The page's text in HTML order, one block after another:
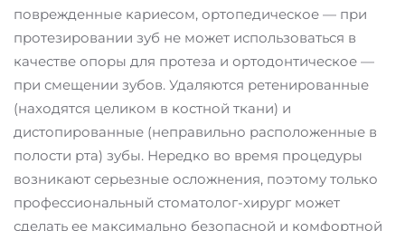
поврежденные кариесом, ортопедическое — при
протезировании зуб не может использоваться в
качестве опоры для протеза и ортодонтическое —
при смещении зубов. Удаляются ретенированные
(находятся целиком в костной ткани) и
дистопированные (неправильно расположенные в
полости рта) зубы. Нередко во время процедуры
возникают серьезные осложнения, поэтому только
профессиональный стоматолог-хирург может
сделать ее максимально безопасной и комфортной